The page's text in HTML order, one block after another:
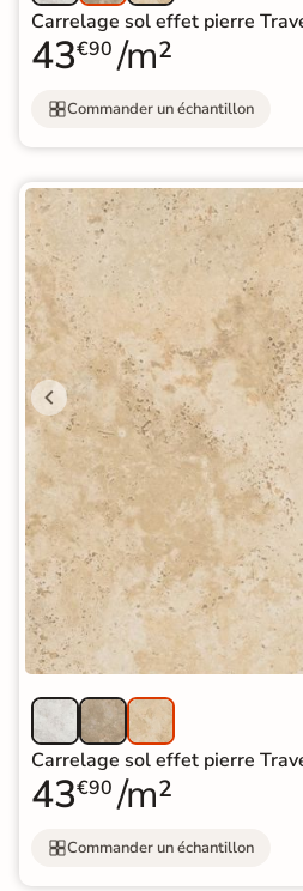
Carrelage sol effet pierre
43€90 /m²
Commander un échantillon
Carrelage sol effet pierre
43€90 /m²
Commander un échantillon